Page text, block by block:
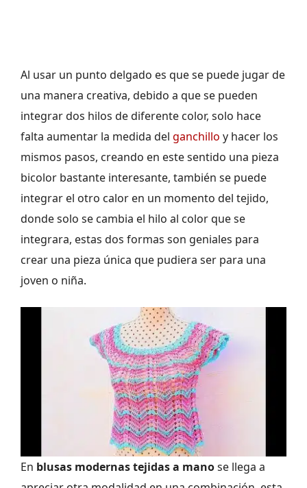
Al usar un punto delgado es que se puede jugar de
una manera creativa, debido a que se pueden
integrar dos hilos de diferente color, solo hace
falta aumentar la medida del ganchillo y hacer los
mismos pasos, creando en este sentido una pieza
bicolor bastante interesante, también se puede
integrar el otro calor en un momento del tejido,
donde solo se cambia el hilo al color que se
integrara, estas dos formas son geniales para
crear una pieza única que pudiera ser para una
joven o niña.
En blusas modernas tejidas a manose llega a